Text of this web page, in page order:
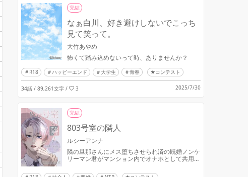
完結
なぁ白川、好き避けしないでこっち
見て笑って。
大竹あやめ
怖くて踏み込めないって時、ありませんか？
R18 ハッピーエンド 大学生 青春 ★コンテスト
34話 / 89,261文字 / 3 2025/7/30
完結
803号室の隣人
ルシーアンナ
隣の旦那さんにメス堕ちさせられ済の既婚ノンケ
リーマン君がマンション内でオナホとして共用さ